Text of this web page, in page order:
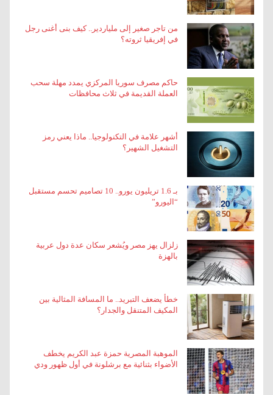
من تاجر صغير إلى ملياردير.. كيف بنى أغنى رجل
في إفريقيا ثروته؟
حاكم مصرف سوريا المركزي يمدد مهلة سحب
العملة القديمة في ثلاث محافظات
أشهر علامة في التكنولوجيا.. ماذا يعني رمز
التشغيل الشهير؟
بـ 1.6 تريليون يورو.. 10 تصاميم تحسم مستقبل
“اليورو”
زلزال يهز مصر ويُشعر سكان عدة دول عربية
بالهزة
خطأ يضعف التبريد.. ما المسافة المثالية بين
المكيف المتنقل والجدار؟
الموهبة المصرية حمزة عبد الكريم يخطف
الأضواء بثنائية مع برشلونة في أول ظهور ودي